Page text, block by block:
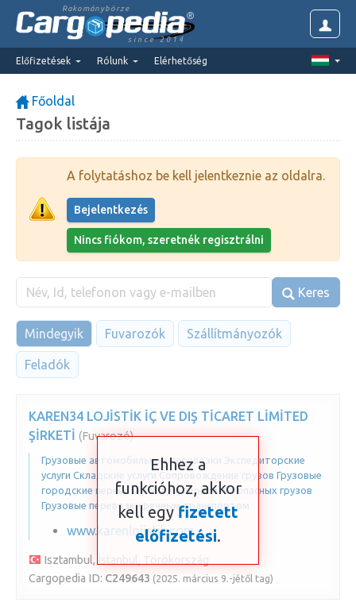
Rakománybörze
since 2014
Előfizetések Rólunk Elérhetőség
Főoldal
Tagok listája
A folytatáshoz be kell jelentkeznie az oldalra.
Bejelentkezés
Nincs fiókom, szeretnék regisztrálni
Keres
Mindegyik Fuvarozók Szállítmányozók
Feladók
KAREN34 LOJİSTİK İÇ VE DIŞ TİCARET LİMİTED
ŞİRKETİ (Fuvarozó)
Грузовые автомобильные перевозки Экспедиторские
услуги Складские услуги Сопровождение грузов Грузовые
городские перевозки Услуги перевозки опасных грузов
Грузовые перевозки речным транспортом
www.karenlojistik.com
Isztambul, İstanbul, Törökország
Cargopedia ID: C249643 (2025. március 9.-jétől tag)
Ehhez a
funkcióhoz, akkor
kell egyfizetett
előfizetési.